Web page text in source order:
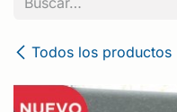
Todos los productos